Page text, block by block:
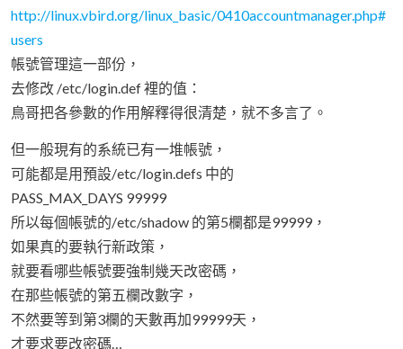
http://linux.vbird.org/linux_basic/0410accountmanager.php#
users
帳號管理這一部份，
去修改 /etc/login.def 裡的值：
鳥哥把各參數的作用解釋得很清楚，就不多言了。
但一般現有的系統已有一堆帳號，
可能都是用預設/etc/login.defs 中的
PASS_MAX_DAYS 99999
所以每個帳號的/etc/shadow 的第5欄都是99999，
如果真的要執行新政策，
就要看哪些帳號要強制幾天改密碼，
在那些帳號的第五欄改數字，
不然要等到第3欄的天數再加99999天，
才要求要改密碼…